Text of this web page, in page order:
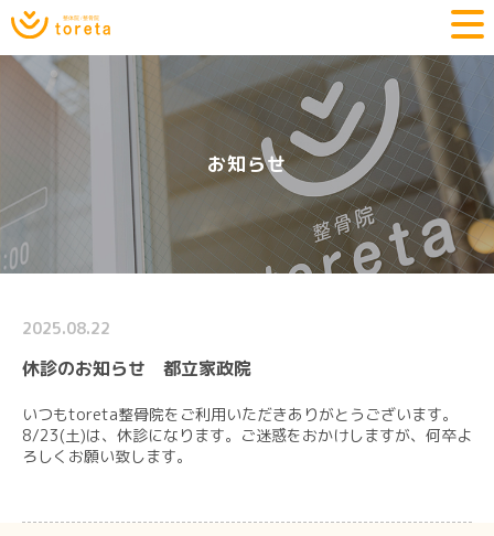
お知らせ
2025.08.22
休診のお知らせ 都立家政院
いつもtoreta整骨院をご利用いただきありがとうございます。
8/23(土)は、休診になります。ご迷惑をおかけしますが、何卒よ
ろしくお願い致します。